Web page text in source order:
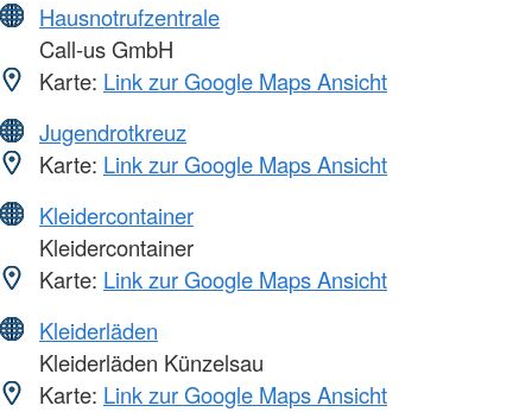
Hausnotrufzentrale
Call-us GmbH
Karte: Link zur Google Maps Ansicht
Jugendrotkreuz
Karte: Link zur Google Maps Ansicht
Kleidercontainer
Kleidercontainer
Karte: Link zur Google Maps Ansicht
Kleiderläden
Kleiderläden Künzelsau
Karte: Link zur Google Maps Ansicht